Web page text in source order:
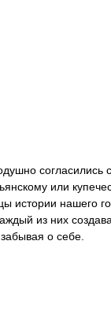
согласились
или
нашего
из них
о себе.